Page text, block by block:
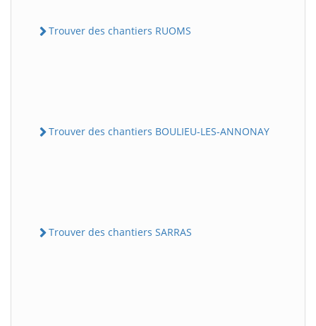
Trouver des chantiers RUOMS
Trouver des chantiers BOULIEU-LES-ANNONAY
Trouver des chantiers SARRAS